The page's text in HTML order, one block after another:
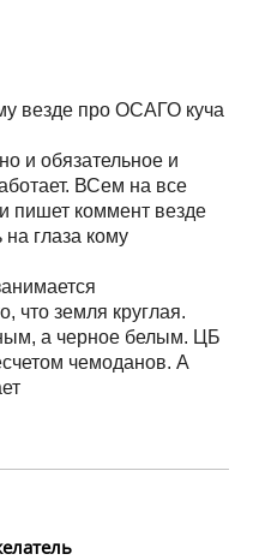
везде про ОСАГО куча
и обязательное и
ВСем на все
пишет коммент везде
глаза кому
что земля круглая.
а черное белым. ЦБ
чемоданов. А